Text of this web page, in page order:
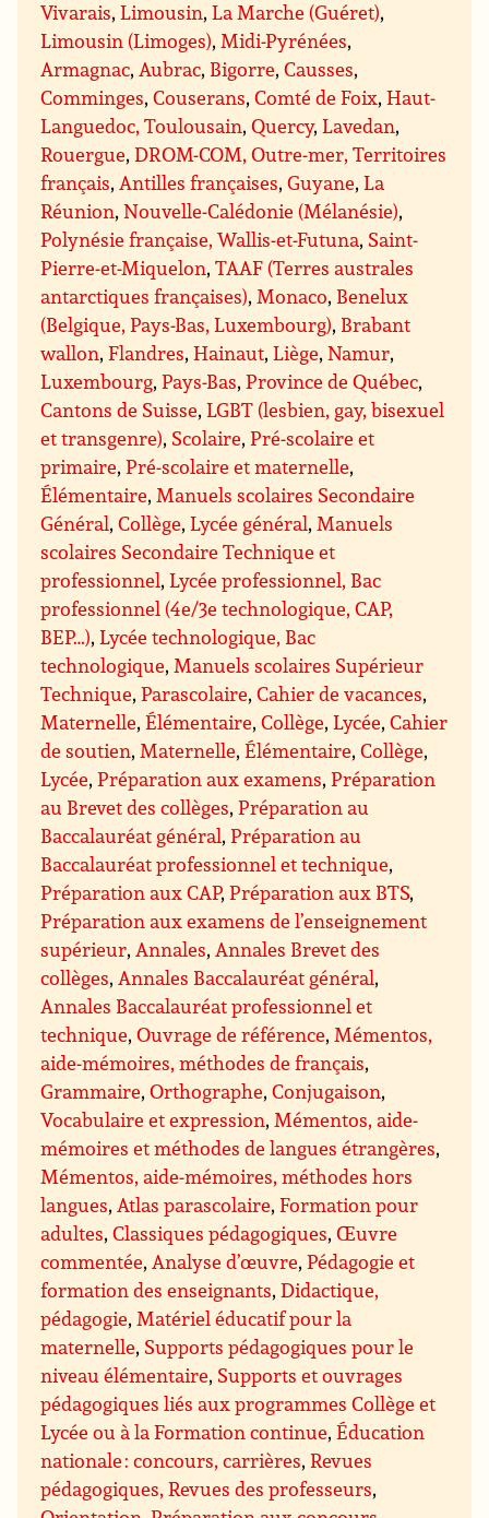
Vivarais,Limousin,La Marche (Guéret),
Limousin (Limoges), Midi-Pyrénées,
Armagnac, Aubrac, Bigorre,Causses,
Comminges,Couserans,Comté de Foix,Haut-
Languedoc, Toulousain,Quercy,Lavedan,
Rouergue,DROM-COM, Outre-mer, Territoires
français, Antilles françaises,Guyane,La
Réunion,Nouvelle-Calédonie (Mélanésie),
Polynésie française, Wallis-et-Futuna, Saint-
Pierre-et-Miquelon,TAAF (Terres australes
antarctiques françaises), Monaco, Benelux
(Belgique, Pays-Bas, Luxembourg), Brabant
wallon,Flandres,Hainaut,Liège,Namur,
Luxembourg,Pays-Bas,Province de Québec,
Cantons de Suisse,LGBT (lesbien, gay, bisexuel
et transgenre), Scolaire,Pré-scolaire et
primaire,Pré-scolaire et maternelle,
Élémentaire, Manuels scolaires Secondaire
Général,Collège,Lycée général, Manuels
scolaires Secondaire Technique et
professionnel,Lycée professionnel, Bac
professionnel (4e/3e technologique, CAP,
BEP…),Lycée technologique, Bac
technologique, Manuels scolaires Supérieur
Technique,Parascolaire,Cahier de vacances,
Maternelle,Élémentaire,Collège,Lycée,Cahier
de soutien, Maternelle,Élémentaire,Collège,
Lycée,Préparation aux examens,Préparation
au Brevet des collèges,Préparation au
Baccalauréat général,Préparation au
Baccalauréat professionnel et technique,
Préparation aux CAP,Préparation aux BTS,
Préparation aux examens de l’enseignement
supérieur, Annales, Annales Brevet des
collèges, Annales Baccalauréat général,
Annales Baccalauréat professionnel et
technique,Ouvrage de référence, Mémentos,
aide-mémoires, méthodes de français,
Grammaire,Orthographe,Conjugaison,
Vocabulaire et expression, Mémentos, aide-
mémoires et méthodes de langues étrangères,
Mémentos, aide-mémoires, méthodes hors
langues, Atlas parascolaire,Formation pour
adultes,Classiques pédagogiques,Œuvre
commentée, Analyse d’œuvre,Pédagogie et
formation des enseignants,Didactique,
pédagogie, Matériel éducatif pour la
maternelle, Supports pédagogiques pour le
niveau élémentaire, Supports et ouvrages
pédagogiques liés aux programmes Collège et
Lycée ou à la Formation continue,Éducation
nationale : concours, carrières,Revues
pédagogiques, Revues des professeurs,